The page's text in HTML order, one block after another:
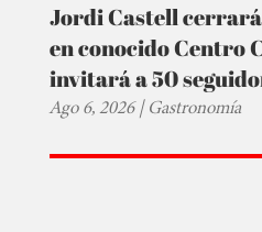
Jordi Castell
en conocido Centro
invitará a 50
Ago 6, 2026|Gastronomía